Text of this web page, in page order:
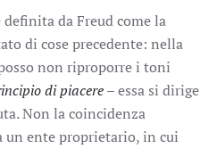
da Freud come la
di cose precedente: nella
non riproporre i toni
di piacere– essa si dirige
Non la coincidenza
un ente proprietario, in cui